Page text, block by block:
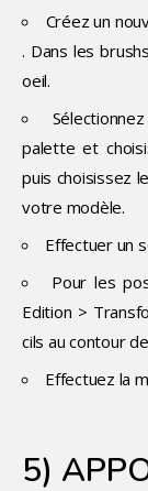
Créez un
. Dans les
oeil.
palette et
puis choisissez
votre modèle.
Effectuer un
Pour les
Edition >
cils au contour
Effectuez la
5)